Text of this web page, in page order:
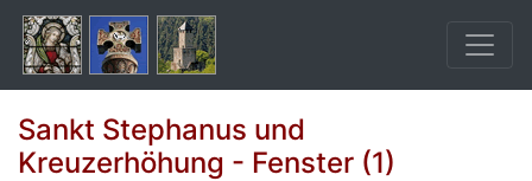
Sankt Stephanus und
Kreuzerhöhung - Fenster (1)